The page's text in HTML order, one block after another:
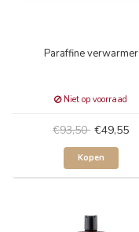
Paraffine verwarmer
Niet op voorraad
€93,50 €49,55
Kopen